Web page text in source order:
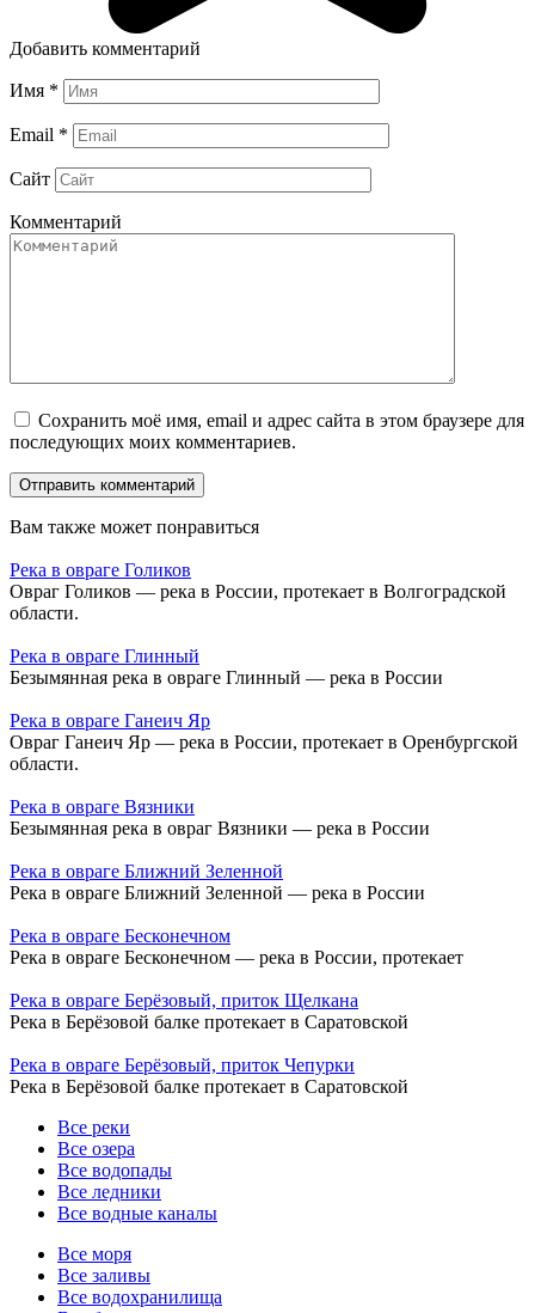
Добавить комментарий
Имя *
Email *
Сайт
Комментарий
Сохранить моё имя, email и адрес сайта в этом браузере для
последующих моих комментариев.
Вам также может понравиться
Река в овраге Голиков
Овраг Голиков — река в России, протекает в Волгоградской
области.
Река в овраге Глинный
Безымянная река в овраге Глинный — река в России
Река в овраге Ганеич Яр
Овраг Ганеич Яр — река в России, протекает в Оренбургской
области.
Река в овраге Вязники
Безымянная река в овраг Вязники — река в России
Река в овраге Ближний Зеленной
Река в овраге Ближний Зеленной — река в России
Река в овраге Бесконечном
Река в овраге Бесконечном — река в России, протекает
Река в овраге Берёзовый, приток Щелкана
Река в Берёзовой балке протекает в Саратовской
Река в овраге Берёзовый, приток Чепурки
Река в Берёзовой балке протекает в Саратовской
Все реки
Все озера
Все водопады
Все ледники
Все водные каналы
Все моря
Все заливы
Все водохранилища